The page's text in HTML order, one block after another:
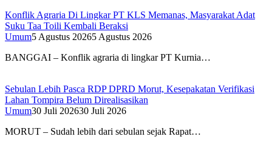
Konflik Agraria Di Lingkar PT KLS Memanas, Masyarakat Adat
Suku Taa Toili Kembali Beraksi
Umum5 Agustus 20265 Agustus 2026
BANGGAI – Konflik agraria di lingkar PT Kurnia…
Sebulan Lebih Pasca RDP DPRD Morut, Kesepakatan Verifikasi
Lahan Tompira Belum Direalisasikan
Umum30 Juli 202630 Juli 2026
MORUT – Sudah lebih dari sebulan sejak Rapat…